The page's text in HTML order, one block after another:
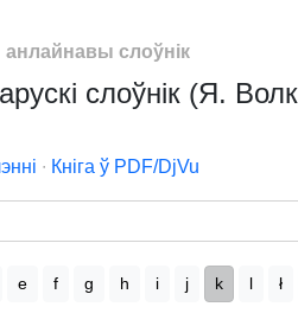
анлайнавы слоўнік
слоўнік (Я.
∙ Кніга ў PDF/DjVu
e f g h i j k l ł